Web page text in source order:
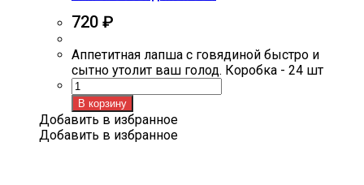
720 ₽
Аппетитная лапша с говядиной быстро и
сытно утолит ваш голод. Коробка - 24 шт
Количество
товара
Лапша
с
говядиной
В корзину
Добавить в избранное
Добавить в избранное